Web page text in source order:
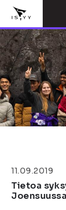
11.09.2019
Tietoa